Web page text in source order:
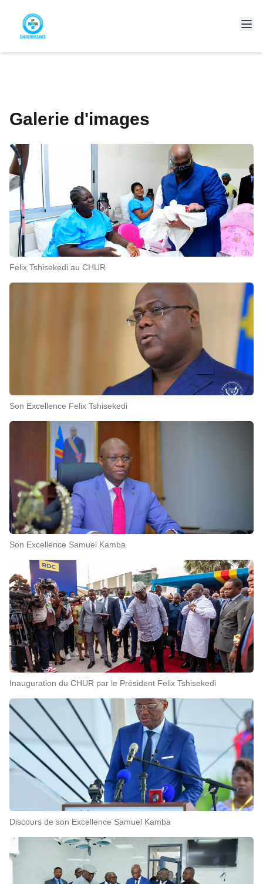
Galerie d'images
Felix Tshisekedi au CHUR
Son Excellence Felix Tshisekedi
Son Excellence Samuel Kamba
Inauguration du CHUR par le Président Felix Tshisekedi
Discours de son Excellence Samuel Kamba